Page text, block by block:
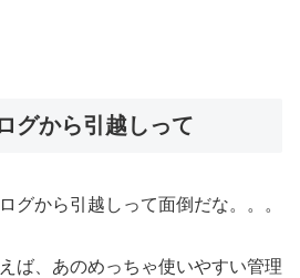
グから引越しって
グから引越しって面倒だな。。。
ば、あのめっちゃ使いやすい管理